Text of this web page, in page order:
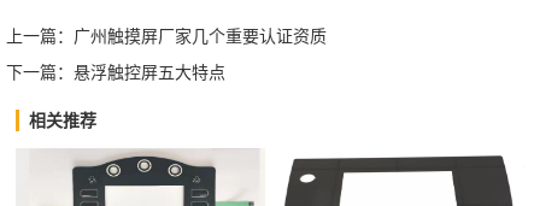
上一篇： 广州触摸屏厂家几个重要认证资质
下一篇： 悬浮触控屏五大特点
相关推荐